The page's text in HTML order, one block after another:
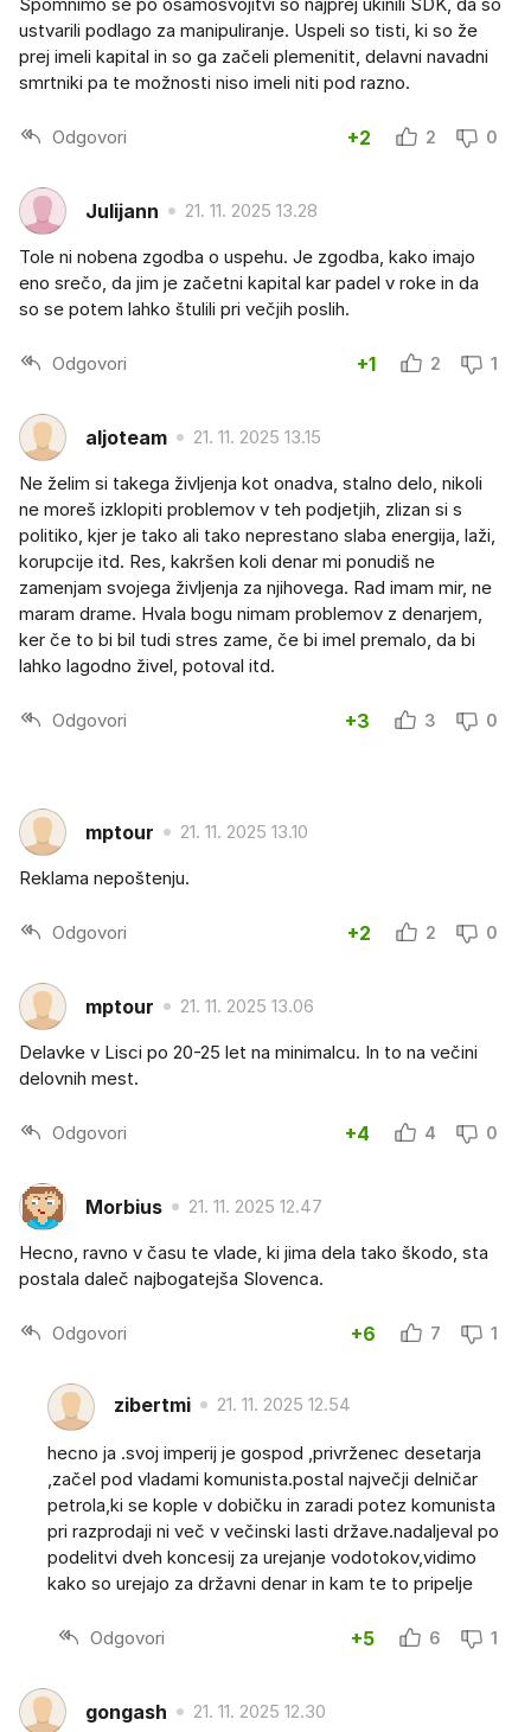
Spomnimo se po osamosvojitvi so najprej ukinili SDK, da so
ustvarili podlago za manipuliranje. Uspeli so tisti, ki so že
prej imeli kapital in so ga začeli plemenitit, delavni navadni
smrtniki pa te možnosti niso imeli niti pod razno.
Odgovori +2 2 0
Julijann 21. 11. 2025 13.28
Tole ni nobena zgodba o uspehu. Je zgodba, kako imajo
eno srečo, da jim je začetni kapital kar padel v roke in da
so se potem lahko štulili pri večjih poslih.
Odgovori +1 2 1
aljoteam 21. 11. 2025 13.15
Ne želim si takega življenja kot onadva, stalno delo, nikoli
ne moreš izklopiti problemov v teh podjetjih, zlizan si s
politiko, kjer je tako ali tako neprestano slaba energija, laži,
korupcije itd. Res, kakršen koli denar mi ponudiš ne
zamenjam svojega življenja za njihovega. Rad imam mir, ne
maram drame. Hvala bogu nimam problemov z denarjem,
ker če to bi bil tudi stres zame, če bi imel premalo, da bi
lahko lagodno živel, potoval itd.
Odgovori +3 3 0
mptour 21. 11. 2025 13.10
Reklama nepoštenju.
Odgovori +2 2 0
mptour 21. 11. 2025 13.06
Delavke v Lisci po 20-25 let na minimalcu. In to na večini
delovnih mest.
Odgovori +4 4 0
Morbius 21. 11. 2025 12.47
Hecno, ravno v času te vlade, ki jima dela tako škodo, sta
postala daleč najbogatejša Slovenca.
Odgovori +6 7 1
zibertmi 21. 11. 2025 12.54
hecno ja .svoj imperij je gospod ,privrženec desetarja
,začel pod vladami komunista.postal največji delničar
petrola,ki se kople v dobičku in zaradi potez komunista
pri razprodaji ni več v večinski lasti države.nadaljeval po
podelitvi dveh koncesij za urejanje vodotokov,vidimo
kako so urejajo za državni denar in kam te to pripelje
Odgovori +5 6 1
gongash 21. 11. 2025 12.30